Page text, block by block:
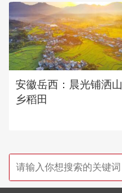
安徽岳西：晨光铺洒山
乡稻田